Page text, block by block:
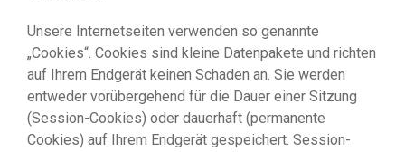
Unsere Internetseiten verwenden so genannte
„Cookies“. Cookies sind kleine Datenpakete und richten
auf Ihrem Endgerät keinen Schaden an. Sie werden
entweder vorübergehend für die Dauer einer Sitzung
(Session-Cookies) oder dauerhaft (permanente
Cookies) auf Ihrem Endgerät gespeichert. Session-